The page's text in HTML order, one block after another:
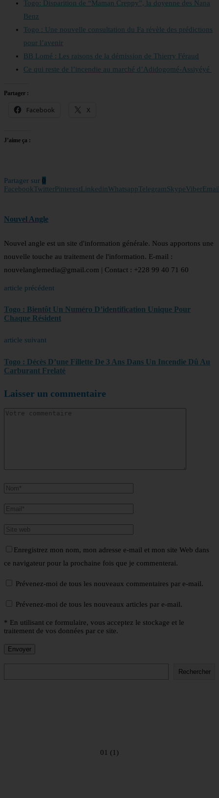
Togo: Disparition de “Maman Creppy”, la doyenne des Nana
Benz
Togo : Une nouvelle consultation du Fa révèle des prédictions
pour l’avenir
BB Lomé : Les raisons de la démission de Thierry Féraud
Ce qui reste de l’incendie au marché d’Adidogomé-Assiyéyé
Partager :
Facebook X
J’aime ça :
Partager sur 0
FacebookTwitterPinterestLinkedinWhatsappTelegramSkypeViber
Nouvel Angle
Nouvel angle est un site d'information générale. Nous apportons une
nouvelle touche au traitement de l'information. E-mail :
nouvelanglemedia@gmail.com | Contact : +228 99 40 71 60
article précédent
Togo : Bientôt Un Numéro D’identification Unique Pour
Chaque Résident
article suivant
Togo : Décès D’une Fillette De 3 Ans Dans Un Incendie Dû Au
Carburant Frelaté
Laisser un commentaire
Enregistrez mon nom, mon adresse e-mail et mon site Web dans
ce navigateur pour la prochaine fois que je commenterai.
Prévenez-moi de tous les nouveaux commentaires par e-mail.
Prévenez-moi de tous les nouveaux articles par e-mail.
* En utilisant ce formulaire, vous acceptez le stockage et le
traitement de vos données par ce site.
Rechercher
01 (1)